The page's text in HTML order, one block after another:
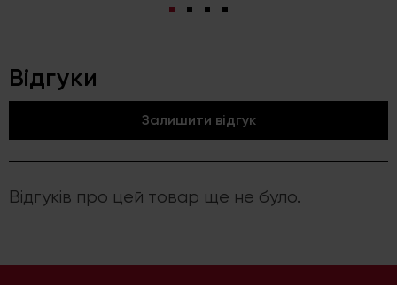
Відгуки
Залишити відгук
Відгуків про цей товар ще не було.